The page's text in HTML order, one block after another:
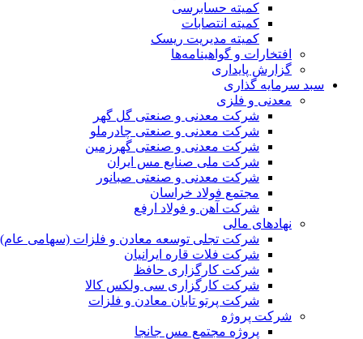
کمیته حسابرسی
کمیته انتصابات
کمیته مدیریت ریسک
افتخارات و گواهینامه‌ها
گزارش پایداری
سبد سرمایه گذاری
معدنی و فلزی
شرکت معدنی و صنعتی گل گهر
شرکت معدنی و صنعتی چادرملو
شرکت معدنی و صنعتی گهرزمین
شرکت ملی صنایع مس ایران
شرکت معدنی و صنعتی صبانور
مجتمع فولاد خراسان
شرکت آهن و فولاد ارفع
نهادهای مالی
شرکت تجلی توسعه معادن و فلزات (سهامی عام)
شرکت فلات قاره ایرانیان
شرکت کارگزاری حافظ
شرکت کارگزاری سی ولکس کالا
شرکت پرتو تابان معادن و فلزات
شرکت پروژه
پروژه مجتمع مس جانجا